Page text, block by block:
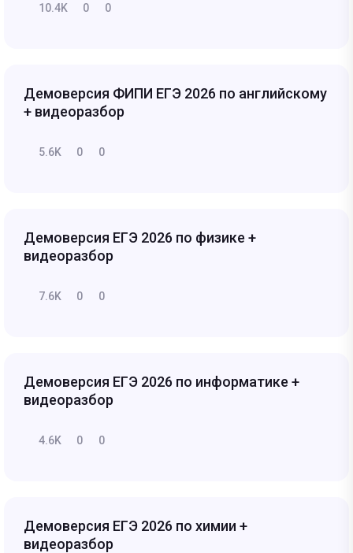
10.4K 0 0
Демоверсия ФИПИ ЕГЭ 2026 по английскому
+ видеоразбор
5.6K 0 0
Демоверсия ЕГЭ 2026 по физике +
видеоразбор
7.6K 0 0
Демоверсия ЕГЭ 2026 по информатике +
видеоразбор
4.6K 0 0
Демоверсия ЕГЭ 2026 по химии +
видеоразбор